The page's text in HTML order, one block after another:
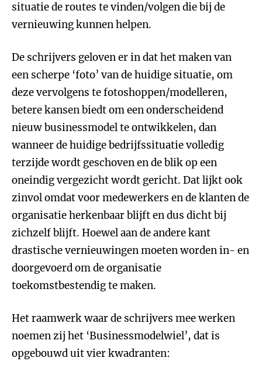
situatie de routes te vinden/volgen die bij de
vernieuwing kunnen helpen.
De schrijvers geloven er in dat het maken van
een scherpe ‘foto’ van de huidige situatie, om
deze vervolgens te fotoshoppen/modelleren,
betere kansen biedt om een onderscheidend
nieuw businessmodel te ontwikkelen, dan
wanneer de huidige bedrijfssituatie volledig
terzijde wordt geschoven en de blik op een
oneindig vergezicht wordt gericht. Dat lijkt ook
zinvol omdat voor medewerkers en de klanten de
organisatie herkenbaar blijft en dus dicht bij
zichzelf blijft. Hoewel aan de andere kant
drastische vernieuwingen moeten worden in- en
doorgevoerd om de organisatie
toekomstbestendig te maken.
Het raamwerk waar de schrijvers mee werken
noemen zij het ‘Businessmodelwiel’, dat is
opgebouwd uit vier kwadranten: